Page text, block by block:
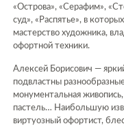
«Острова», «Серафим»,
суд», «Распятье», в
мастерство художника,
офортной техники.
Алексей Борисович —
подвластны
монументальная
пастель… Наибольшую
виртуозный офортист,